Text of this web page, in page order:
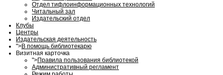
Отдел тифлоинформационных технологий
Читальный зал
Издательский отдел
Клубы
Центры
Издательская деятельность
">В помощь библиотекарю
Визитная карточка
">Правила пользования библиотекой
Административный регламент